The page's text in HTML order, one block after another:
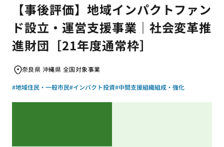
【事後評価】地域インパクトファン
ド設立・運営支援事業｜社会変革推
進財団［21年度通常枠］
奈良県 沖縄県 全国対象事業
#地域住民・一般市民#インパクト投資#中間支援組織組成・強化